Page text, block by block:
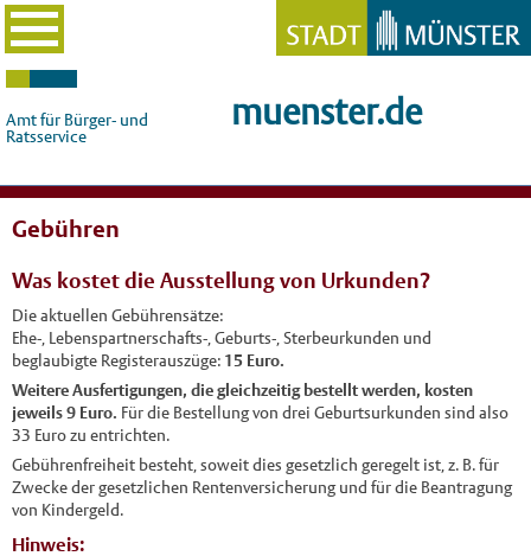
Amt für Bürger- und
Ratsservice
muenster.de
Gebühren
Was kostet die Ausstellung von Urkunden?
Die aktuellen Gebührensätze:
Ehe-, Lebenspartnerschafts-, Geburts-, Sterbeurkunden und
beglaubigte Registerauszüge: 15 Euro.
Weitere Ausfertigungen, die gleichzeitig bestellt werden, kosten
jeweils 9 Euro. Für die Bestellung von drei Geburtsurkunden sind also
33 Euro zu entrichten.
Gebührenfreiheit besteht, soweit dies gesetzlich geregelt ist, z. B. für
Zwecke der gesetzlichen Rentenversicherung und für die Beantragung
von Kindergeld.
Hinweis: